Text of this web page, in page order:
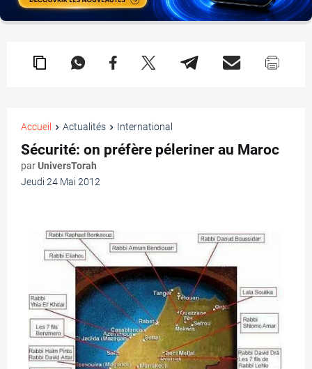
Accueil Actualités International
Sécurité: on préfère péleriner au Maroc
parUniversTorah
Jeudi 24 Mai 2012